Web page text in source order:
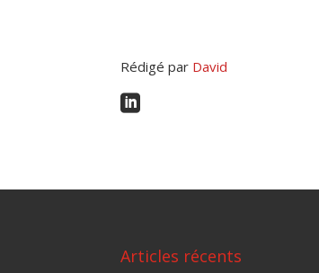
Rédigé par David

Articles récents